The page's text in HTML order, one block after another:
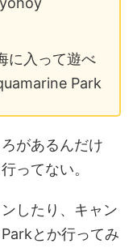
に入って遊べ
Park
があるんだけ
ってない。
したり、キャン
とか行ってみ